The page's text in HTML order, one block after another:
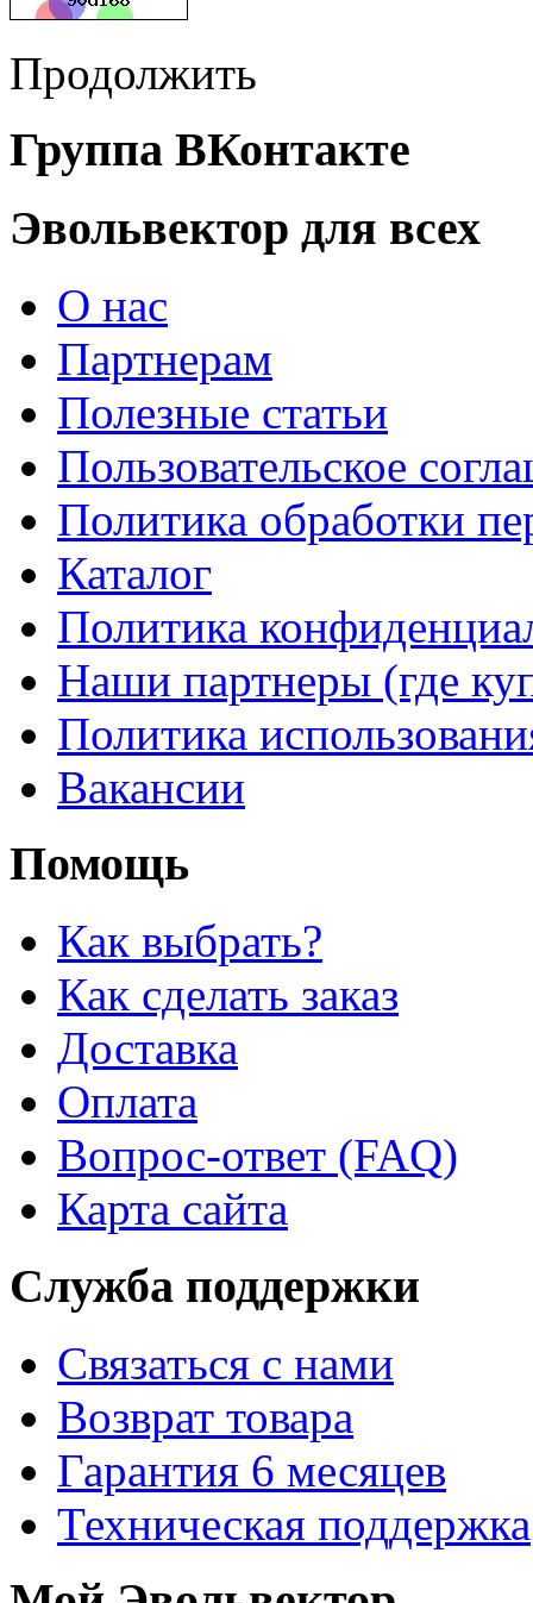
Продолжить
Группа ВКонтакте
Эвольвектор для всех
О нас
Партнерам
Полезные статьи
Пользовательское
Политика обработки
Каталог
Политика
Наши партнеры (где
Политика
Вакансии
Помощь
Как выбрать?
Как сделать заказ
Доставка
Оплата
Вопрос-ответ (FAQ)
Карта сайта
Служба поддержки
Связаться с нами
Возврат товара
Гарантия 6 месяцев
Техническая поддержка